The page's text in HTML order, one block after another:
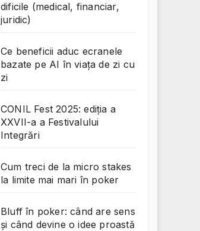
dificile (medical, financiar,
juridic)
Ce beneficii aduc ecranele
bazate pe AI în viața de zi cu
zi
CONIL Fest 2025: ediția a
XXVII-a a Festivalului
Integrări
Cum treci de la micro stakes
la limite mai mari în poker
Bluff în poker: când are sens
și când devine o idee proastă